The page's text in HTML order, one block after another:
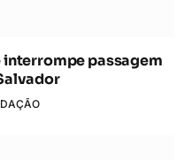
interrompe passagem